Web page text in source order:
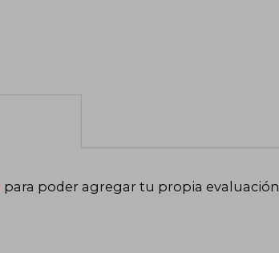
para poder agregar tu propia evaluación